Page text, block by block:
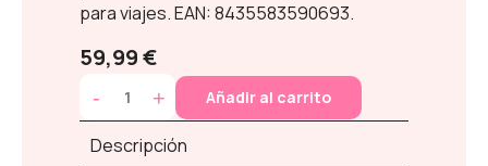
para viajes. EAN: 8435583590693.
59,99 €
- + Añadir al carrito
Descripción